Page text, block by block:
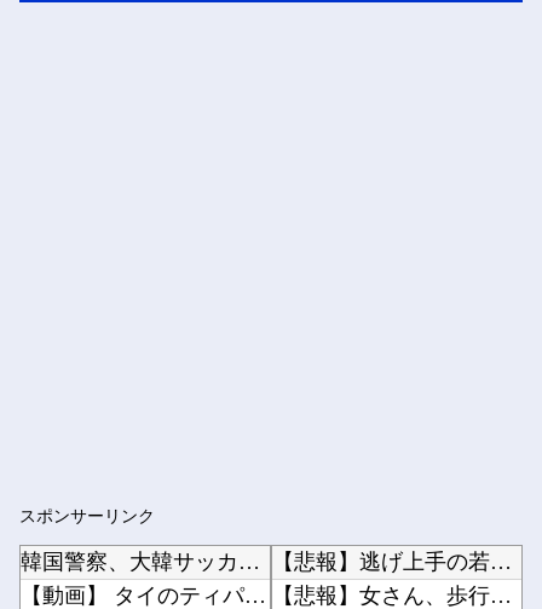
スポンサーリンク
韓国警察、大韓サッカー協会を家宅捜索 代表監督選考巡り
【動画】 タイのティパンコーン王子が日本人女性とデートか？
【悲報】逃げ上手の若君、2期放映中なのに全く話題にならない他
【悲報】女さん、歩行者を轢いた挙句、道路に倒れてどえらいことになってしまうw w w w ...